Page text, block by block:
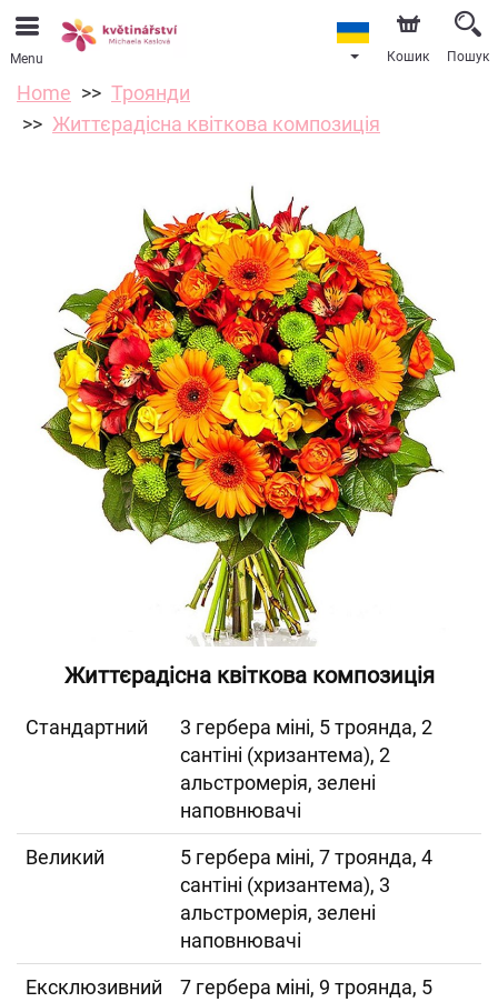
Menu Кошик Пошук
Home
Троянди
Життєрадісна квіткова композиція
Життєрадісна квіткова композиція
Cтандартний
3 гербера міні, 5 троянда, 2
сантіні (хризантема), 2
альстромерія, зелені
наповнювачі
Великий
5 гербера міні, 7 троянда, 4
сантіні (хризантема), 3
альстромерія, зелені
наповнювачі
Ексклюзивний
7 гербера міні, 9 троянда, 5